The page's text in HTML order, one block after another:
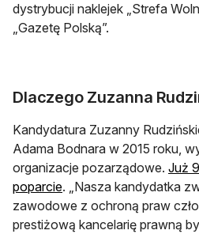
dystrybucji naklejek „Strefa
„Gazetę Polską”.
Dlaczego Zuzanna
Kandydatura Zuzanny
Adama Bodnara w 2015 roku,
organizacje pozarządowe. Już
poparcieotwiera się w nowej
. „Nasza kandydatka
zawodowe z ochroną praw
prestiżową kancelarię prawną